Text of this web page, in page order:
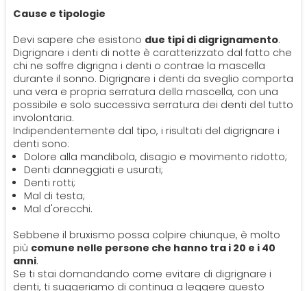
Ponte Dentale
Cause e tipologie
Devi sapere che esistono due tipi di digrignamento.
Digrignare i denti di notte è caratterizzato dal fatto che
chi ne soffre digrigna i denti o contrae la mascella
durante il sonno. Digrignare i denti da sveglio comporta
una vera e propria serratura della mascella, con una
possibile e solo successiva serratura dei denti del tutto
involontaria.
Indipendentemente dal tipo, i risultati del digrignare i
denti sono:
Dolore alla mandibola, disagio e movimento ridotto;
Denti danneggiati e usurati;
Denti rotti;
Mal di testa;
Mal d'orecchi.
Sebbene il bruxismo possa colpire chiunque, è molto
più comune nelle persone che hanno tra i 20 e i 40
anni.
Se ti stai domandando come evitare di digrignare i
denti, ti suggeriamo di continua a leggere questo